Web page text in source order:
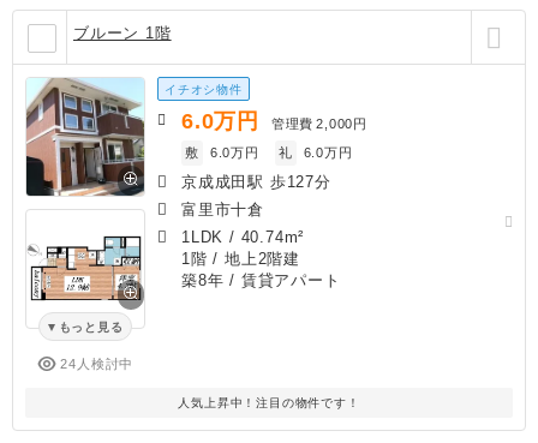
ブルーン 1階
もっと見る
24人検討中
イチオシ物件
6.0万円 管理費 2,000円
敷
6.0万円 礼 6.0万円
京成成田駅 歩127分
富里市十倉
1LDK / 40.74m²
1階 / 地上2階建
築8年 / 賃貸アパート
人気上昇中！注目の物件です！